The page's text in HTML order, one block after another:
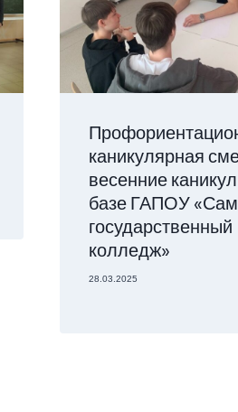
каникулярная
весенние
базе ГАПОУ
государственный
колледж»
28.03.2025